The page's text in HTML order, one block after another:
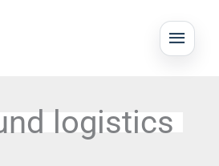
logistics